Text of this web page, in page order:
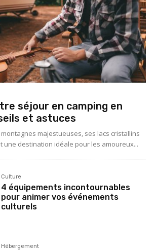
séjour en camping en
et astuces
majestueuses, ses lacs cristallins
une destination idéale pour les amoureux...
Culture
4 équipements incontournables
pour animer vos événements
culturels
Hébergement